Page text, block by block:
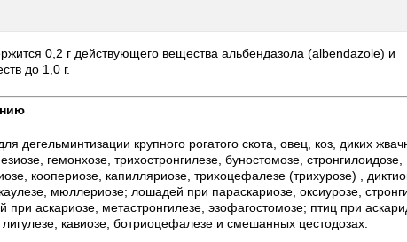
0,2 г действующего вещества альбендазола (albendazole) и
до 1,0 г.
дегельминтизации крупного рогатого скота, овец, коз, диких
гемонхозе, трихостронгилезе, буностомозе, стронгилоидозе,
коопериозе, капилляриозе, трихоцефалезе (трихурозе) ,
мюллериозе; лошадей при параскариозе, оксиурозе,
при аскариозе, метастронгилезе, эзофагостомозе; птиц при
кавиозе, ботриоцефалезе и смешанных цестодозах.